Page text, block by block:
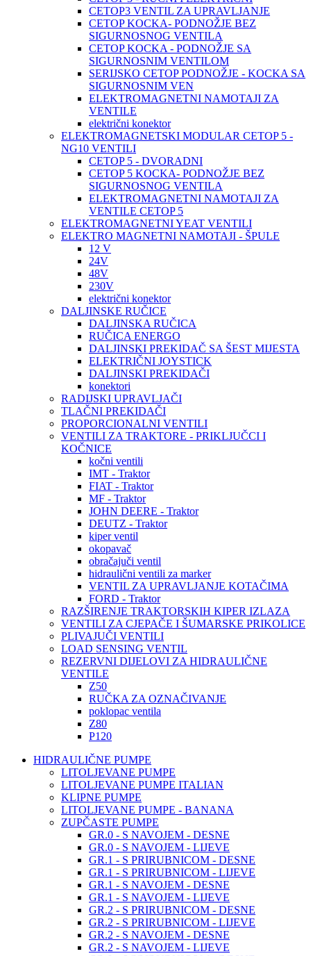
CETOP3 VENTIL ZA UPRAVLJANJE
CETOP KOCKA- PODNOŽJE BEZ
SIGURNOSNOG VENTILA
CETOP KOCKA - PODNOŽJE SA
SIGURNOSNIM VENTILOM
SERIJSKO CETOP PODNOŽJE - KOCKA SA
SIGURNOSNIM VEN
ELEKTROMAGNETNI NAMOTAJI ZA
VENTILE
električni konektor
ELEKTROMAGNETSKI MODULAR CETOP 5 -
NG10 VENTILI
CETOP 5 - DVORADNI
CETOP 5 KOCKA- PODNOŽJE BEZ
SIGURNOSNOG VENTILA
ELEKTROMAGNETNI NAMOTAJI ZA
VENTILE CETOP 5
ELEKTROMAGNETNI YEAT VENTILI
ELEKTRO MAGNETNI NAMOTAJI - ŠPULE
12 V
24V
48V
230V
električni konektor
DALJINSKE RUČICE
DALJINSKA RUČICA
RUČICA ENERGO
DALJINSKI PREKIDAČ SA ŠEST MIJESTA
ELEKTRIČNI JOYSTICK
DALJINSKI PREKIDAČI
konektori
RADIJSKI UPRAVLJAČI
TLAČNI PREKIDAČI
PROPORCIONALNI VENTILI
VENTILI ZA TRAKTORE - PRIKLJUČCI I
KOČNICE
kočni ventili
IMT - Traktor
FIAT - Traktor
MF - Traktor
JOHN DEERE - Traktor
DEUTZ - Traktor
kiper ventil
okopavač
obračajuči ventil
hidraulični ventili za marker
VENTIL ZA UPRAVLJANJE KOTAČIMA
FORD - Traktor
RAZŠIRENJE TRAKTORSKIH KIPER IZLAZA
VENTILI ZA CJEPAČE I ŠUMARSKE PRIKOLICE
PLIVAJUČI VENTILI
LOAD SENSING VENTIL
REZERVNI DIJELOVI ZA HIDRAULIČNE
VENTILE
Z50
RUČKA ZA OZNAČIVANJE
poklopac ventila
Z80
P120
HIDRAULIČNE PUMPE
LITOLJEVANE PUMPE
LITOLJEVANE PUMPE ITALIAN
KLIPNE PUMPE
LITOLJEVANE PUMPE - BANANA
ZUPČASTE PUMPE
GR.0 - S NAVOJEM - DESNE
GR.0 - S NAVOJEM - LIJEVE
GR.1 - S PRIRUBNICOM - DESNE
GR.1 - S PRIRUBNICOM - LIJEVE
GR.1 - S NAVOJEM - DESNE
GR.1 - S NAVOJEM - LIJEVE
GR.2 - S PRIRUBNICOM - DESNE
GR.2 - S PRIRUBNICOM - LIJEVE
GR.2 - S NAVOJEM - DESNE
GR.2 - S NAVOJEM - LIJEVE